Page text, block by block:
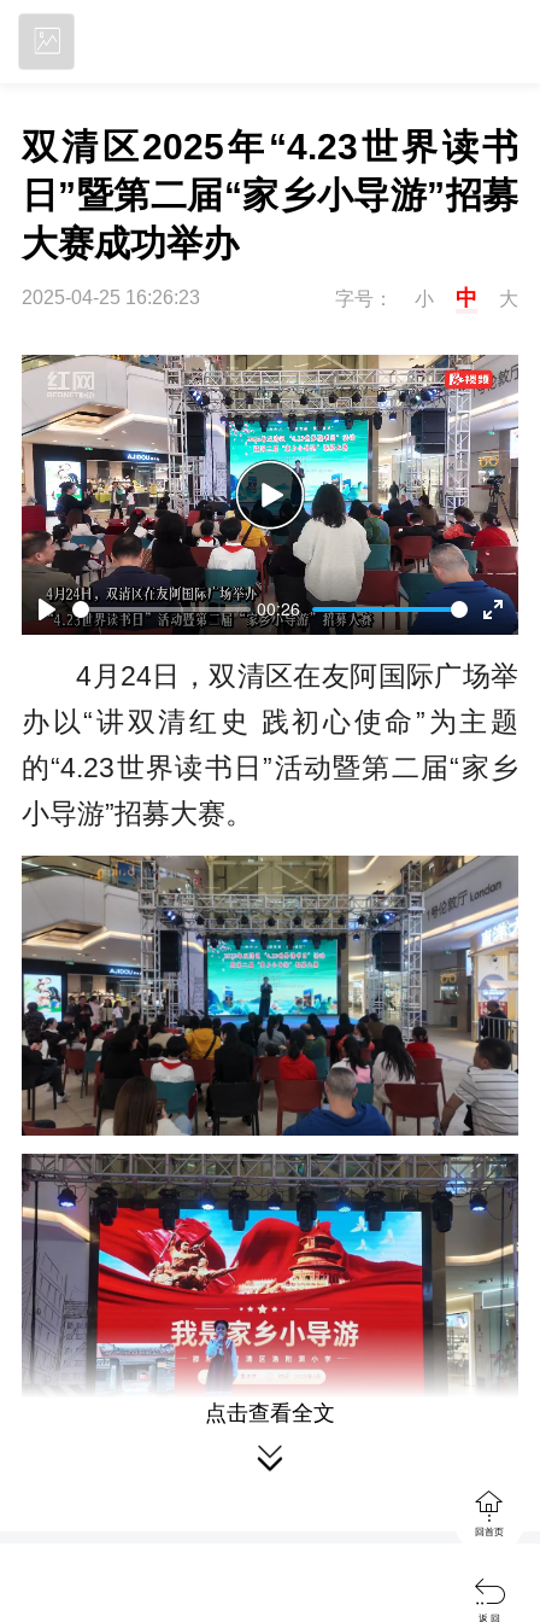
双清区2025年“4.23世界读书
日”暨第二届“家乡小导游”招募
大赛成功举办
2025-04-25 16:26:23 字号： 小 中 大
P
a
y
00:26
E
n
t
e
f
u
l
l
s
c
r
e
e
n
P
l
a
y
4月24日，双清区在友阿国际广场举
办以“讲双清红史 践初心使命”为主题
的“4.23世界读书日”活动暨第二届“家乡
小导游”招募大赛。
大赛共设两项环节，分别是自我介
绍和导游讲解。在导游模拟环节中，“小
多媒体工具，生动形象、声情并茂地讲
点击查看全文


回首页

返 回